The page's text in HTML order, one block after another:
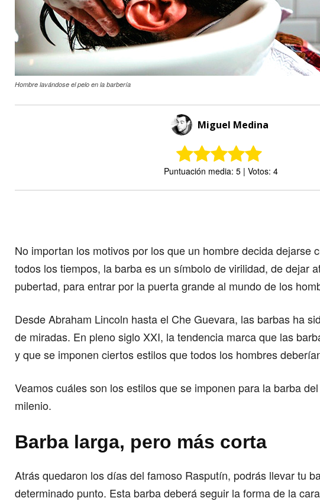
Hombre lavándose el pelo en la barbería
Miguel Medina
Puntuación media: 5 | Votos: 4
No importan los motivos por los que un hombre decida dejarse
todos los tiempos, la barba es un símbolo de virilidad, de dejar
pubertad, para entrar por la puerta grande al mundo de los
Desde Abraham Lincoln hasta el Che Guevara, las barbas ha
de miradas. En pleno siglo XXI, la tendencia marca que las
y que se imponen ciertos estilos que todos los hombres
Veamos cuáles son los estilos que se imponen para la barba
milenio.
Barba larga, pero más corta
Atrás quedaron los días del famoso Rasputín, podrás llevar tu
determinado punto. Esta barba deberá seguir la forma de la